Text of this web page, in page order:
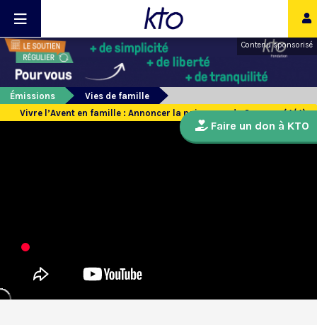
Contenu sponsorisé
Émissions
Vies de famille
Vivre l’Avent en famille : Annoncer la naissance du Sauveur (4/4)
Faire un don à KTO